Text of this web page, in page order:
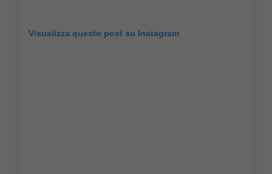
Visualizza questo post su Instagram